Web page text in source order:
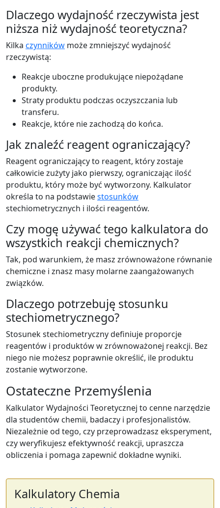
Dlaczego wydajność rzeczywista jest
niższa niż wydajność teoretyczna?
Kilka czynników może zmniejszyć wydajność
rzeczywistą:
Reakcje uboczne produkujące niepożądane
produkty.
Straty produktu podczas oczyszczania lub
transferu.
Reakcje, które nie zachodzą do końca.
Jak znaleźć reagent ograniczający?
Reagent ograniczający to reagent, który zostaje
całkowicie zużyty jako pierwszy, ograniczając ilość
produktu, który może być wytworzony. Kalkulator
określa to na podstawiestosunków
stechiometrycznych i ilości reagentów.
Czy mogę używać tego kalkulatora do
wszystkich reakcji chemicznych?
Tak, pod warunkiem, że masz zrównoważone równanie
chemiczne i znasz masy molarne zaangażowanych
związków.
Dlaczego potrzebuję stosunku
stechiometrycznego?
Stosunek stechiometryczny definiuje proporcje
reagentów i produktów w zrównoważonej reakcji. Bez
niego nie możesz poprawnie określić, ile produktu
zostanie wytworzone.
Ostateczne Przemyślenia
Kalkulator Wydajności Teoretycznej to cenne narzędzie
dla studentów chemii, badaczy i profesjonalistów.
Niezależnie od tego, czy przeprowadzasz eksperyment,
czy weryfikujesz efektywność reakcji, upraszcza
obliczenia i pomaga zapewnić dokładne wyniki.
Kalkulatory Chemia